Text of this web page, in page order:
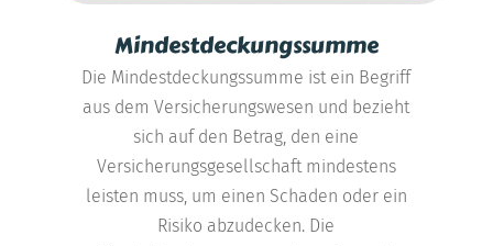
Mindestdeckungssumme
Die Mindestdeckungssumme ist ein Begriff
aus dem Versicherungswesen und bezieht
sich auf den Betrag, den eine
Versicherungsgesellschaft mindestens
leisten muss, um einen Schaden oder ein
Risiko abzudecken. Die